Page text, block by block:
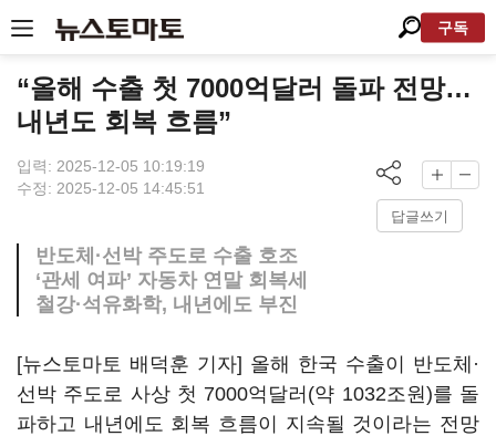
구독
“올해 수출 첫 7000억달러 돌파 전망…
내년도 회복 흐름”
입력: 2025-12-05 10:19:19
수정: 2025-12-05 14:45:51
답글쓰기
반도체·선박 주도로 수출 호조
‘관세 여파’ 자동차 연말 회복세
철강·석유화학, 내년에도 부진
[뉴스토마토 배덕훈 기자] 올해 한국 수출이 반도체·
선박 주도로 사상 첫 7000억달러 (약 1032조원)를 돌
파하고 내년에도 회복 흐름이 지속될 것이라는 전망